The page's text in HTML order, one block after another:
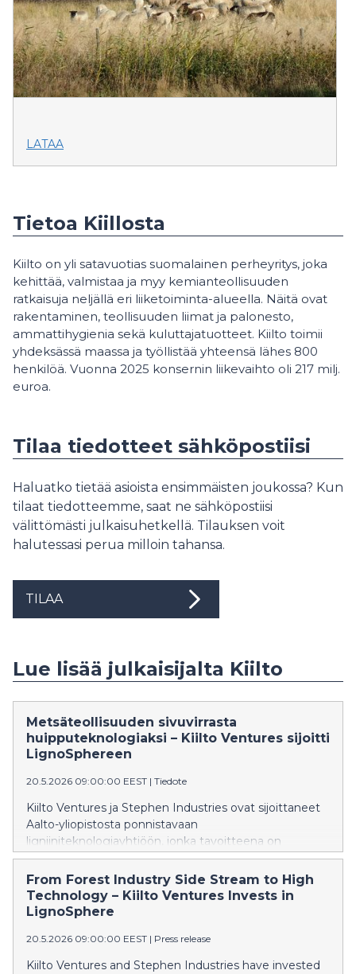
LATAA
Tietoa Kiillosta
Kiilto on yli satavuotias suomalainen perheyritys, joka
kehittää, valmistaa ja myy kemianteollisuuden
ratkaisuja neljällä eri liiketoiminta-alueella. Näitä ovat
rakentaminen, teollisuuden liimat ja palonesto,
ammattihygienia sekä kuluttajatuotteet. Kiilto toimii
yhdeksässä maassa ja työllistää yhteensä lähes 800
henkilöä. Vuonna 2025 konsernin liikevaihto oli 217 milj.
euroa.
Tilaa tiedotteet sähköpostiisi
Haluatko tietää asioista ensimmäisten joukossa? Kun
tilaat tiedotteemme, saat ne sähköpostiisi
välittömästi julkaisuhetkellä. Tilauksen voit
halutessasi perua milloin tahansa.
TILAA
Lue lisää julkaisijalta Kiilto
Metsäteollisuuden sivuvirrasta
huipputeknologiaksi – Kiilto Ventures sijoitti
LignoSphereen
20.5.2026 09:00:00 EEST | Tiedote
Kiilto Ventures ja Stephen Industries ovat sijoittaneet
Aalto-yliopistosta ponnistavaan
ligniiniteknologiayhtiöön, jonka tavoitteena on
mullistaa teollisuuden ja rakentamisen pinnoitteiden ja
liimojen markkina.
From Forest Industry Side Stream to High
Technology – Kiilto Ventures Invests in
LignoSphere
20.5.2026 09:00:00 EEST | Press release
Kiilto Ventures and Stephen Industries have invested